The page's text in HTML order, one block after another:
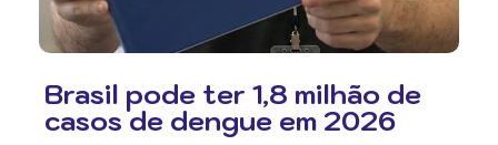
Brasil pode ter 1,8 milhão de
casos de dengue em 2026